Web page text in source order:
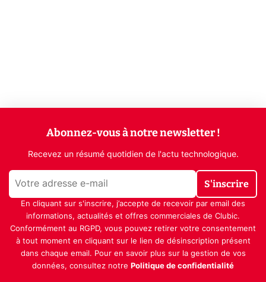
Abonnez-vous à notre newsletter !
Recevez un résumé quotidien de l'actu technologique.
S'inscrire
En cliquant sur s'inscrire, j’accepte de recevoir par email des
informations, actualités et offres commerciales de Clubic.
Conformément au RGPD, vous pouvez retirer votre consentement
à tout moment en cliquant sur le lien de désinscription présent
dans chaque email. Pour en savoir plus sur la gestion de vos
données, consultez notre Politique de confidentialité